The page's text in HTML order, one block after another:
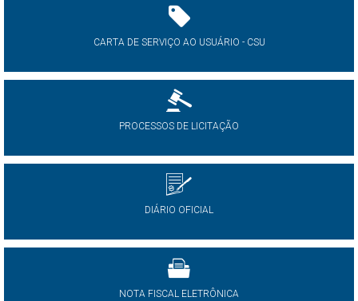
CARTA DE SERVIÇO AO USUÁRIO - CSU
PROCESSOS DE LICITAÇÃO
DIÁRIO OFICIAL
NOTA FISCAL ELETRÔNICA